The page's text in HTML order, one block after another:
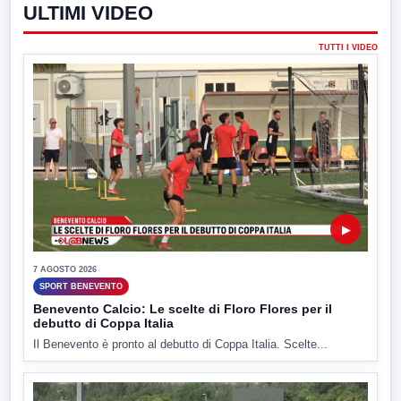
ULTIMI VIDEO
TUTTI I VIDEO
▶
7 AGOSTO 2026
SPORT BENEVENTO
Benevento Calcio: Le scelte di Floro Flores per il
debutto di Coppa Italia
Il Benevento è pronto al debutto di Coppa Italia. Scelte...